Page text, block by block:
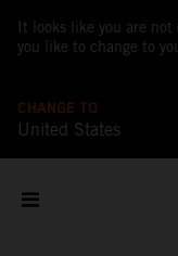
It looks like you are
you like to change to
CHANGE TO
United States